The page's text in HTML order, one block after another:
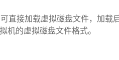
直接加载虚拟磁盘文件，加
的虚拟磁盘文件格式。